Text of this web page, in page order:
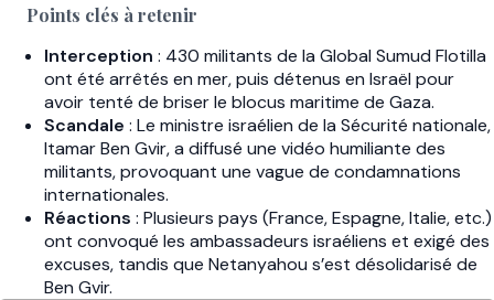
Points clés à retenir
Interception : 430 militants de la Global Sumud Flotilla
ont été arrêtés en mer, puis détenus en Israël pour
avoir tenté de briser le blocus maritime de Gaza.
Scandale : Le ministre israélien de la Sécurité nationale,
Itamar Ben Gvir, a diffusé une vidéo humiliante des
militants, provoquant une vague de condamnations
internationales.
Réactions : Plusieurs pays (France, Espagne, Italie, etc.)
ont convoqué les ambassadeurs israéliens et exigé des
excuses, tandis que Netanyahou s’est désolidarisé de
Ben Gvir.